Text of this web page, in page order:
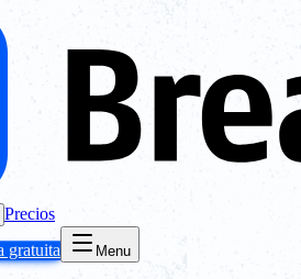
Precios
gratuita Menu